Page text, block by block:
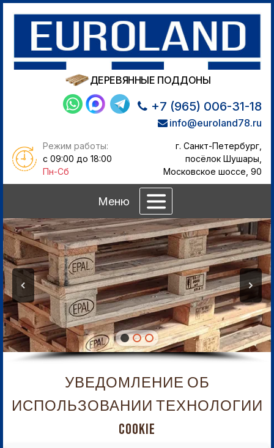
ДЕРЕВЯННЫЕ ПОДДОНЫ
+7 (965) 006-31-18
info@euroland78.ru
Режим работы:
с 09:00 до 18:00
Пн-Сб
г. Санкт-Петербург,
посёлок Шушары,
Московское шоссе, 90
Меню
УВЕДОМЛЕНИЕ ОБ
ИСПОЛЬЗОВАНИИ ТЕХНОЛОГИИ
COOKIE